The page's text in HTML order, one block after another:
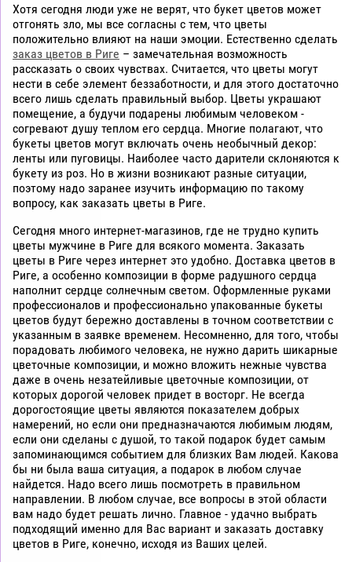
Хотя сегодня люди уже не верят, что букет цветов может
отгонять зло, мы все согласны с тем, что цветы
положительно влияют на наши эмоции. Естественно сделать
заказ цветов в Риге – замечательная возможность
рассказать о своих чувствах. Считается, что цветы могут
нести в себе элемент беззаботности, и для этого достаточно
всего лишь сделать правильный выбор. Цветы украшают
помещение, а будучи подарены любимым человеком -
согревают душу теплом его сердца. Многие полагают, что
букеты цветов могут включать очень необычный декор:
ленты или пуговицы. Наиболее часто дарители склоняются к
букету из роз. Но в жизни возникают разные ситуации,
поэтому надо заранее изучить информацию по такому
вопросу, как заказать цветы в Риге.
Сегодня много интернет-магазинов, где не трудно купить
цветы мужчине в Риге для всякого момента. Заказать
цветы в Риге через интернет это удобно. Доставка цветов в
Риге, а особенно композиции в форме радушного сердца
наполнит сердце солнечным светом. Оформленные руками
профессионалов и профессионально упакованные букеты
цветов будут бережно доставлены в точном соответствии с
указанным в заявке временем. Несомненно, для того, чтобы
порадовать любимого человека, не нужно дарить шикарные
цветочные композиции, и можно вложить нежные чувства
даже в очень незатейливые цветочные композиции, от
которых дорогой человек придет в восторг. Не всегда
дорогостоящие цветы являются показателем добрых
намерений, но если они предназначаются любимым людям,
если они сделаны с душой, то такой подарок будет самым
запоминающимся событием для близких Вам людей. Какова
бы ни была ваша ситуация, а подарок в любом случае
найдется. Надо всего лишь посмотреть в правильном
направлении. В любом случае, все вопросы в этой области
вам надо будет решать лично. Главное - удачно выбрать
подходящий именно для Вас вариант и заказать доставку
цветов в Риге, конечно, исходя из Ваших целей.